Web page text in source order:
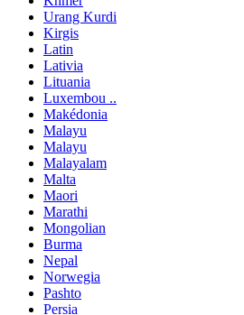
Urang Kurdi
Kirgis
Latin
Lativia
Lituania
Luxembou ..
Makédonia
Malayu
Malayu
Malayalam
Malta
Maori
Marathi
Mongolian
Burma
Nepal
Norwegia
Pashto
Persia